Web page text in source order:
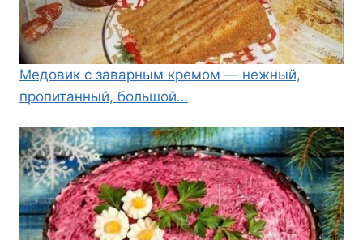
Медовик с заварным кремом — нежный,
пропитанный, большой…